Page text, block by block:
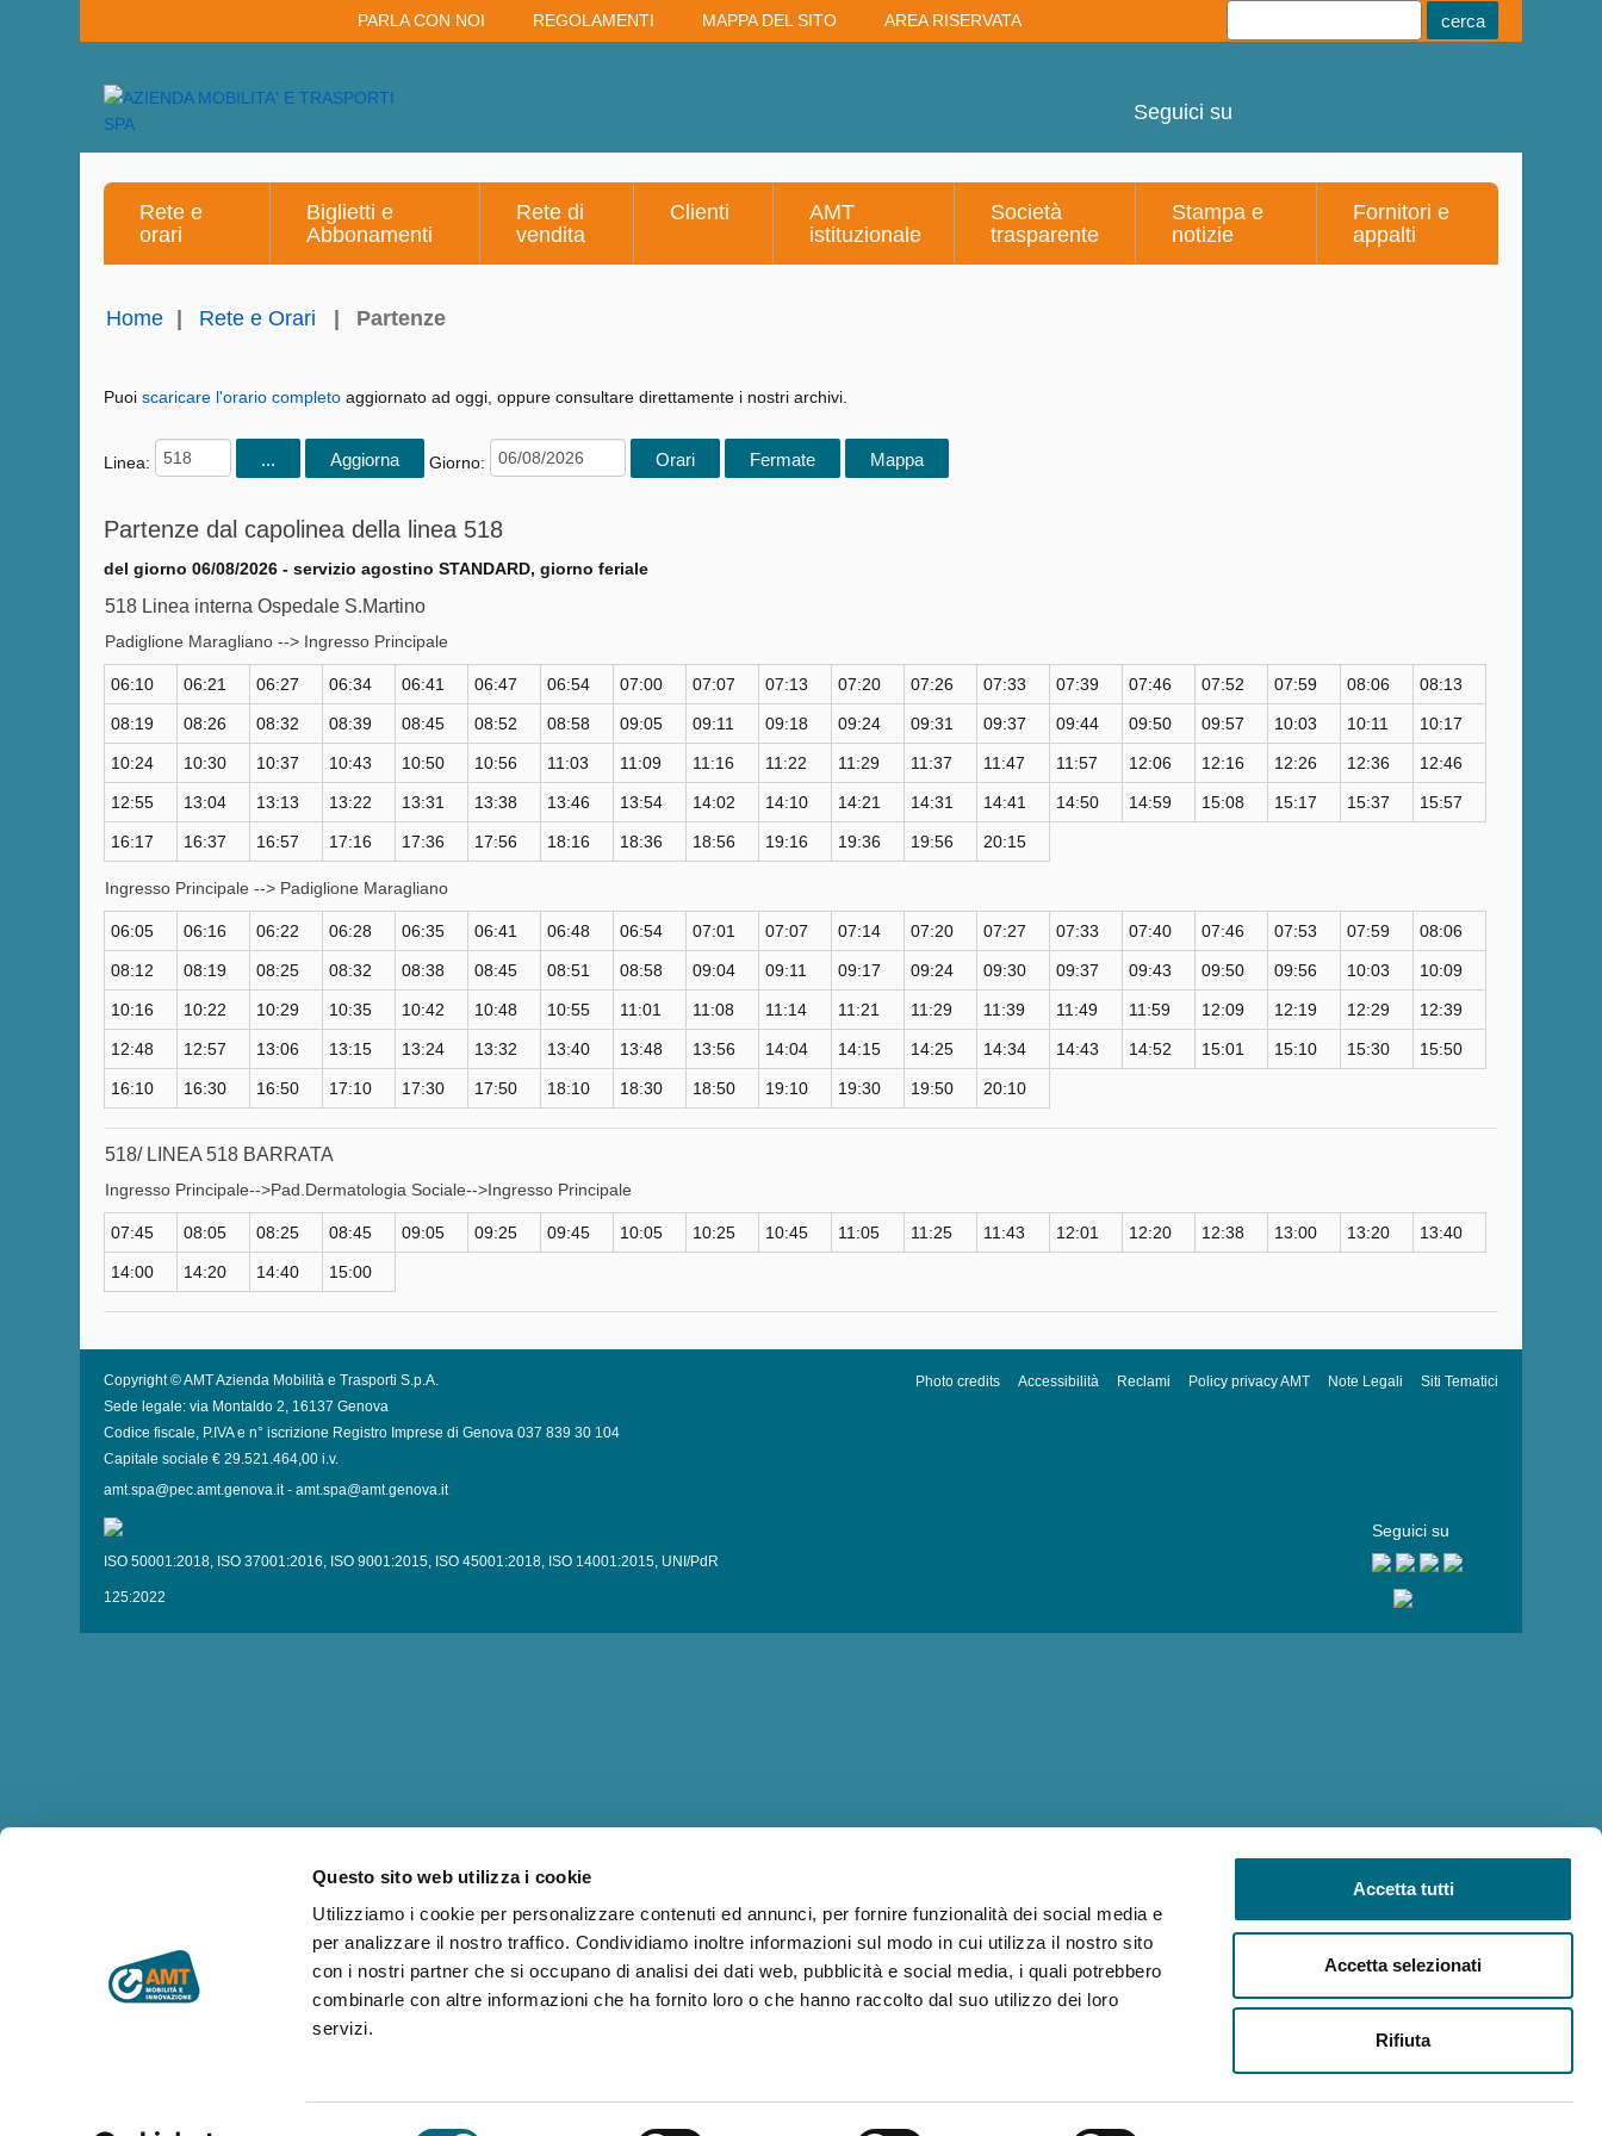
Questo sito web utilizza i cookie
Utilizziamo i cookie per personalizzare contenuti ed annunci, per fornire funzionalità dei social media e
per analizzare il nostro traffico. Condividiamo inoltre informazioni sul modo in cui utilizza il nostro sito
con i nostri partner che si occupano di analisi dei dati web, pubblicità e social media, i quali potrebbero
combinarle con altre informazioni che ha fornito loro o che hanno raccolto dal suo utilizzo dei loro
servizi.
Accetta tutti
Accetta selezionati
Rifiuta
PARLA CON NOI REGOLAMENTI MAPPA DEL SITO AREA RISERVATA
Seguici su
Rete e
orari
Biglietti e
Abbonamenti
Rete di
vendita
Clienti
AMT
istituzionale
Società
trasparente
Stampa e
notizie
Fornitori e
appalti
Home Rete e Orari Partenze
Puoi scaricare l'orario completo aggiornato ad oggi, oppure consultare direttamente i nostri archivi.
Linea: Giorno:
Partenze dal capolinea della linea 518
del giorno 06/08/2026 - servizio agostino STANDARD, giorno feriale
518 Linea interna Ospedale S.Martino
Padiglione Maragliano --> Ingresso Principale
06:10 06:21 06:27 06:34 06:41 06:47 06:54 07:00 07:07 07:13 07:20 07:26 07:33 07:39 07:46 07:52 07:59 08:06 08:13
08:19 08:26 08:32 08:39 08:45 08:52 08:58 09:05 09:11 09:18 09:24 09:31 09:37 09:44 09:50 09:57 10:03 10:11 10:17
10:24 10:30 10:37 10:43 10:50 10:56 11:03 11:09 11:16 11:22 11:29 11:37 11:47 11:57 12:06 12:16 12:26 12:36 12:46
12:55 13:04 13:13 13:22 13:31 13:38 13:46 13:54 14:02 14:10 14:21 14:31 14:41 14:50 14:59 15:08 15:17 15:37 15:57
16:17 16:37 16:57 17:16 17:36 17:56 18:16 18:36 18:56 19:16 19:36 19:56 20:15
Ingresso Principale --> Padiglione Maragliano
06:05 06:16 06:22 06:28 06:35 06:41 06:48 06:54 07:01 07:07 07:14 07:20 07:27 07:33 07:40 07:46 07:53 07:59 08:06
08:12 08:19 08:25 08:32 08:38 08:45 08:51 08:58 09:04 09:11 09:17 09:24 09:30 09:37 09:43 09:50 09:56 10:03 10:09
10:16 10:22 10:29 10:35 10:42 10:48 10:55 11:01 11:08 11:14 11:21 11:29 11:39 11:49 11:59 12:09 12:19 12:29 12:39
12:48 12:57 13:06 13:15 13:24 13:32 13:40 13:48 13:56 14:04 14:15 14:25 14:34 14:43 14:52 15:01 15:10 15:30 15:50
16:10 16:30 16:50 17:10 17:30 17:50 18:10 18:30 18:50 19:10 19:30 19:50 20:10
518/ LINEA 518 BARRATA
Ingresso Principale-->Pad.Dermatologia Sociale-->Ingresso Principale
07:45 08:05 08:25 08:45 09:05 09:25 09:45 10:05 10:25 10:45 11:05 11:25 11:43 12:01 12:20 12:38 13:00 13:20 13:40
14:00 14:20 14:40 15:00
Copyright © AMT Azienda Mobilità e Trasporti S.p.A.
Sede legale: via Montaldo 2, 16137 Genova
Codice fiscale, P.IVA e n° iscrizione Registro Imprese di Genova 037 839 30 104
Capitale sociale € 29.521.464,00 i.v.
amt.spa@pec.amt.genova.it- amt.spa@amt.genova.it
ISO 50001:2018, ISO 37001:2016, ISO 9001:2015, ISO 45001:2018, ISO 14001:2015, UNI/PdR
125:2022
Seguici su
Photo credits Accessibilità Reclami Policy privacy AMT Note Legali Siti Tematici